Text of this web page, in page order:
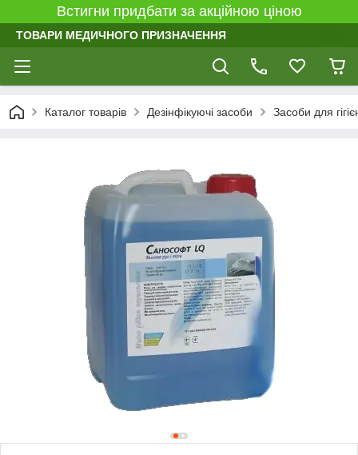
Встигни придбати за акційною ціною
ТОВАРИ МЕДИЧНОГО ПРИЗНАЧЕННЯ
Каталог товарів Дезінфікуючі засоби Засоби для